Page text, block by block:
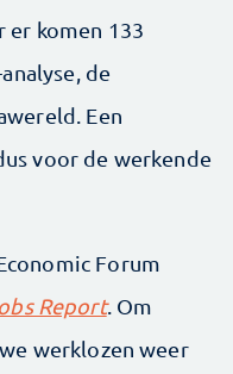
er komen 133
de
Een
voor de werkende
Forum
Report. Om
werklozen weer